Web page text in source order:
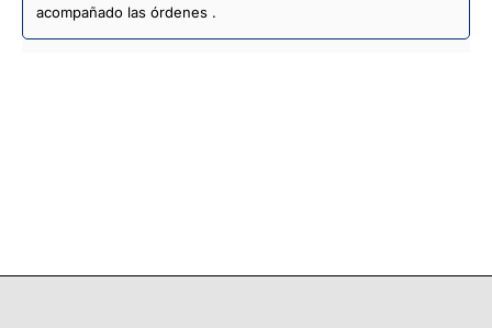
acompañado las órdenes .